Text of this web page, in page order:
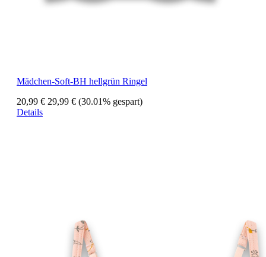
Mädchen-Soft-BH hellgrün Ringel
20,99 € 29,99 € (30.01% gespart)
Details